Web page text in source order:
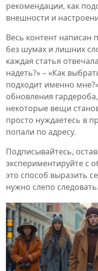
рекомендации, как
внешности и
Весь контент
без шумах и лишних
каждая статья
надеть?» – «Как
подходит именно
обновления
некоторые вещи
просто нуждаетесь в
попали по адресу.
Подписывайтесь,
экспериментируйте с
это способ выразить
нужно слепо следовать.